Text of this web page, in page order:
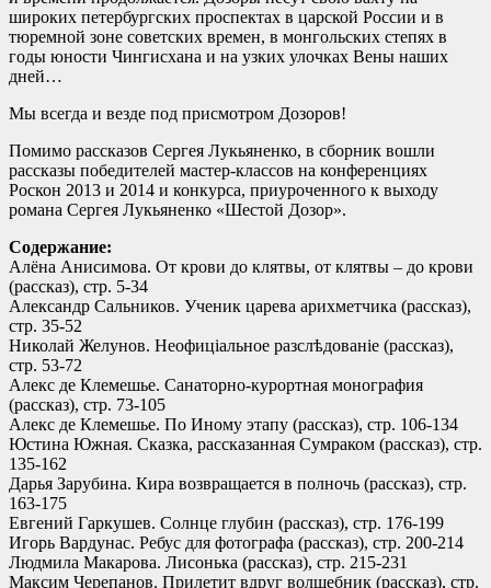
широких петербургских проспектах в царской России и в
тюремной зоне советских времен, в монгольских степях в
годы юности Чингисхана и на узких улочках Вены наших
дней…
Мы всегда и везде под присмотром Дозоров!
Помимо рассказов Сергея Лукьяненко, в сборник вошли
рассказы победителей мастер-классов на конференциях
Роскон 2013 и 2014 и конкурса, приуроченного к выходу
романа Сергея Лукьяненко «Шестой Дозор».
Содержание:
Алёна Анисимова. От крови до клятвы, от клятвы – до крови
(рассказ), стр. 5-34
Александр Сальников. Ученик царева арихметчика (рассказ),
стр. 35-52
Николай Желунов. Неофицiальное разслѣдованiе (рассказ),
стр. 53-72
Алекс де Клемешье. Санаторно-курортная монография
(рассказ), стр. 73-105
Алекс де Клемешье. По Иному этапу (рассказ), стр. 106-134
Юстина Южная. Сказка, рассказанная Сумраком (рассказ), стр.
135-162
Дарья Зарубина. Кира возвращается в полночь (рассказ), стр.
163-175
Евгений Гаркушев. Солнце глубин (рассказ), стр. 176-199
Игорь Вардунас. Ребус для фотографа (рассказ), стр. 200-214
Людмила Макарова. Лисонька (рассказ), стр. 215-231
Максим Черепанов. Прилетит вдруг волшебник (рассказ), стр.